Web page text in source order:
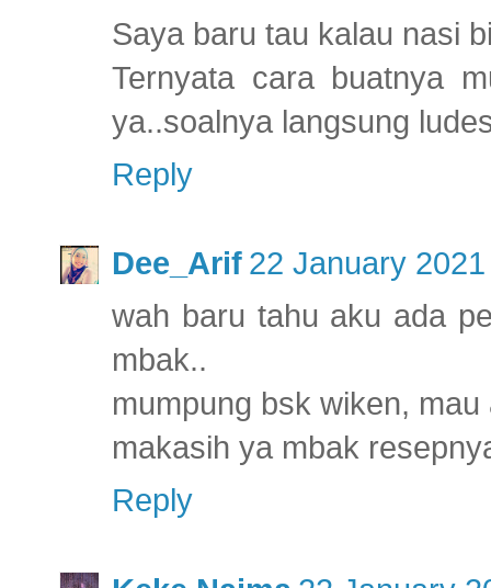
Saya baru tau kalau nasi
Ternyata cara buatnya
ya..soalnya langsung
Reply
Dee_Arif 22 January
wah baru tahu aku ada
mbak..
mumpung bsk wiken,
makasih ya mbak
Reply